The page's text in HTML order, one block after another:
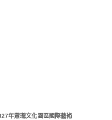
年蕭瓏文化園區國際藝術